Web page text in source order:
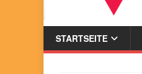
STARTSEITE